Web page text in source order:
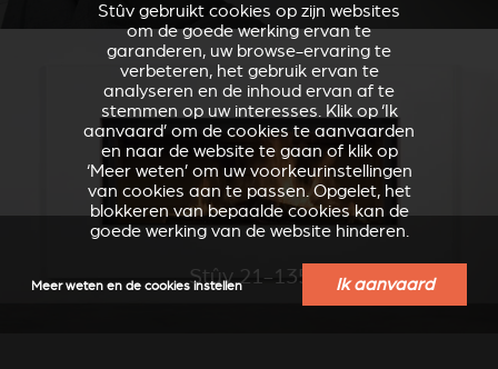
Stûv 21-135
Stûv gebruikt cookies op zijn websites
om de goede werking ervan te
garanderen, uw browse-ervaring te
verbeteren, het gebruik ervan te
analyseren en de inhoud ervan af te
stemmen op uw interesses. Klik op ‘Ik
aanvaard’ om de cookies te aanvaarden
en naar de website te gaan of klik op
‘Meer weten’ om uw voorkeurinstellingen
van cookies aan te passen. Opgelet, het
blokkeren van bepaalde cookies kan de
goede werking van de website hinderen.
Meer weten en de cookies instellen Ik aanvaard